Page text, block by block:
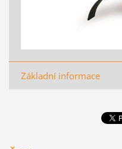
Základní informace